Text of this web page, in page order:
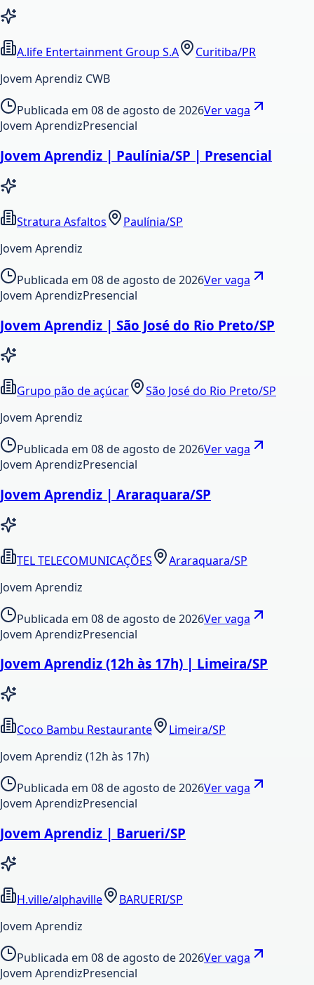
A.life Entertainment Group S.A
Curitiba/PR
Jovem Aprendiz CWB
Publicada em 08 de agosto de 2026Ver vaga
Jovem AprendizPresencial
Jovem Aprendiz | Paulínia/SP | Presencial
Stratura Asfaltos
Paulínia/SP
Jovem Aprendiz
Publicada em 08 de agosto de 2026Ver vaga
Jovem AprendizPresencial
Jovem Aprendiz | São José do Rio Preto/SP
Grupo pão de açúcar
São José do Rio Preto/SP
Jovem Aprendiz
Publicada em 08 de agosto de 2026Ver vaga
Jovem AprendizPresencial
Jovem Aprendiz | Araraquara/SP
TEL TELECOMUNICAÇÕES
Araraquara/SP
Jovem Aprendiz
Publicada em 08 de agosto de 2026Ver vaga
Jovem AprendizPresencial
Jovem Aprendiz (12h às 17h) | Limeira/SP
Coco Bambu Restaurante
Limeira/SP
Jovem Aprendiz (12h às 17h)
Publicada em 08 de agosto de 2026Ver vaga
Jovem AprendizPresencial
Jovem Aprendiz | Barueri/SP
H.ville/alphaville
BARUERI/SP
Jovem Aprendiz
Publicada em 08 de agosto de 2026Ver vaga
Jovem AprendizPresencial